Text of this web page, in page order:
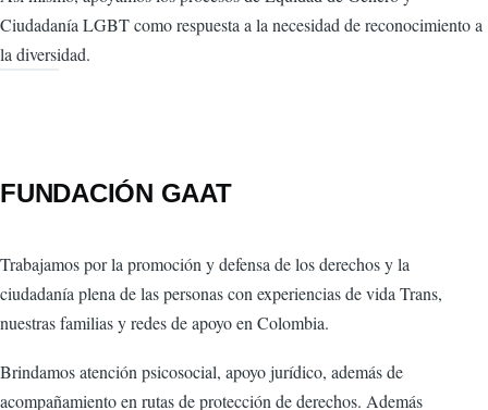
Ciudadanía LGBT como respuesta a la necesidad de reconocimiento a
la diversidad.
FUNDACIÓN GAAT
Trabajamos por la promoción y defensa de los derechos y la
ciudadanía plena de las personas con experiencias de vida Trans,
nuestras familias y redes de apoyo en Colombia.
Brindamos atención psicosocial, apoyo jurídico, además de
acompañamiento en rutas de protección de derechos. Además